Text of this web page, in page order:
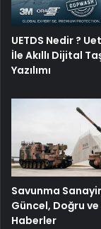
UETDS Nedir ?
İle Akıllı Dijital
Yazılımı
Savunma
Güncel, Doğru
Haberler